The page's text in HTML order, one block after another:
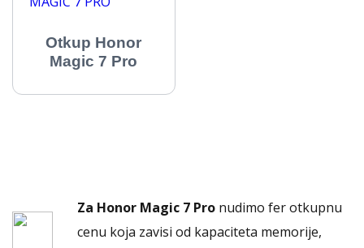
Otkup Honor
Magic 7 Pro
Za Honor Magic 7 Pro nudimo fer otkupnu
cenu koja zavisi od kapaciteta memorije,